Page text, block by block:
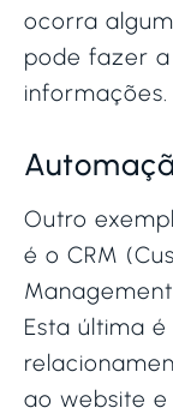
ocorra
pode fazer
informações.
Outro
é o CRM
Esta última
ao website